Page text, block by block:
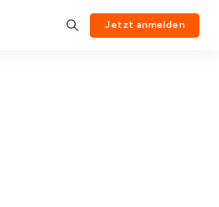
Jetzt anmelden